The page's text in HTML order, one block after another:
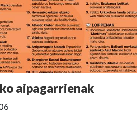
aipagarrienak